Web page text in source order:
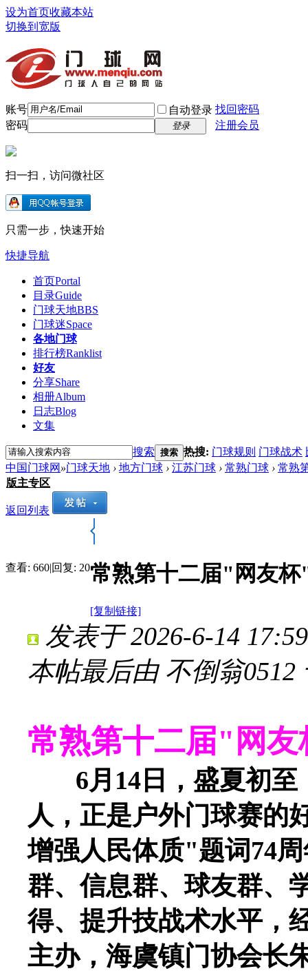
设为首页收藏本站
切换到宽版
账号 自动登录 找回密码
密码
登录 注册会员
扫一扫，访问微社区
只需一步，快速开始
快捷导航
首页Portal
目录Guide
门球天地BBS
门球迷Space
各地门球
排行榜Ranklist
好友
分享Share
相册Album
日志Blog
文集
搜索 搜索 热搜: 门球规则 门球战术
中国门球网 »门球天地 › 地方门球 › 江苏门球 › 常熟门球 › 常熟
版主专区
返回列表
查看: 660|回复: 20常熟第十二届"网友
[复制链接]
发表于 2026-6-14
本帖最后由 不倒翁0512
常熟第十二届" 网友
6月14日，盛夏初至
人，正是户外门球赛的
增强人民体质"题词74
群、信息群、球友群、
得、提升技战术水平，
主办，海虞镇门协会长